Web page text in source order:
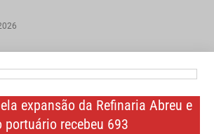
expansão da Refinaria Abreu e
portuário recebeu 693